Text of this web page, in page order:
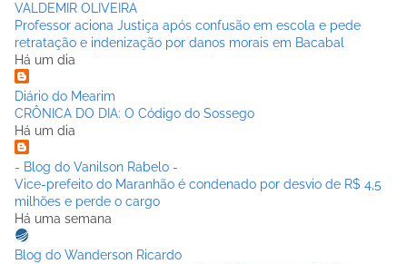
VALDEMIR OLIVEIRA
Professor aciona Justiça após confusão em escola e pede
retratação e indenização por danos morais em Bacabal
Há um dia
Diário do Mearim
CRÔNICA DO DIA: O Código do Sossego
Há um dia
- Blog do Vanilson Rabelo -
Vice-prefeito do Maranhão é condenado por desvio de R$ 4,5
milhões e perde o cargo
Há uma semana
Blog do Wanderson Ricardo